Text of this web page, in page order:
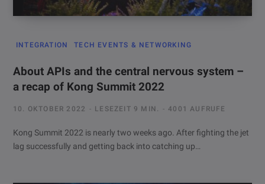
INTEGRATION TECH EVENTS & NETWORKING
About APIs and the central nervous system –
a recap of Kong Summit 2022
10. OKTOBER 2022 LESEZEIT 9 MIN. 4001 AUFRUFE
Kong Summit 2022 is nearly two weeks ago. After fighting the jet
lag successfully and getting back into catching up…